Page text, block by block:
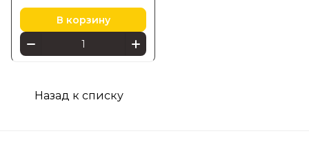
В корзину
Назад к списку